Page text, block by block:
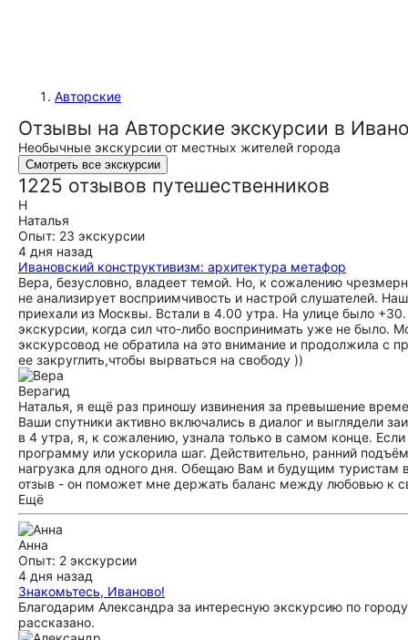
Авторские
Отзывы на Авторские экскурсии в
Необычные экскурсии от местных жителей города
Смотреть все экскурсии
1225 отзывов путешественников
Н
Наталья
Опыт: 23 экскурсии
4 дня назад
Ивановский конструктивизм: архитектура метафор
Вера, безусловно, владеет темой. Но, к сожалению
не анализирует восприимчивость и настрой слушателей.
приехали из Москвы. Встали в 4.00 утра. На улице было
экскурсии, когда сил что-либо воспринимать уже не было.
экскурсовод не обратила на это внимание и продолжила с
ее закруглить,чтобы вырваться на свободу ))
Верагид
Наталья, я ещё раз приношу извинения за превышение
Ваши спутники активно включались в диалог и выглядели
в 4 утра, я, к сожалению, узнала только в самом конце.
программу или ускорила шаг. Действительно, ранний
нагрузка для одного дня. Обещаю Вам и будущим туристам
отзыв - он поможет мне держать баланс между любовью к
Ещё
Анна
Опыт: 2 экскурсии
4 дня назад
Знакомьтесь, Иваново!
Благодарим Александра за интересную экскурсию по
рассказано.